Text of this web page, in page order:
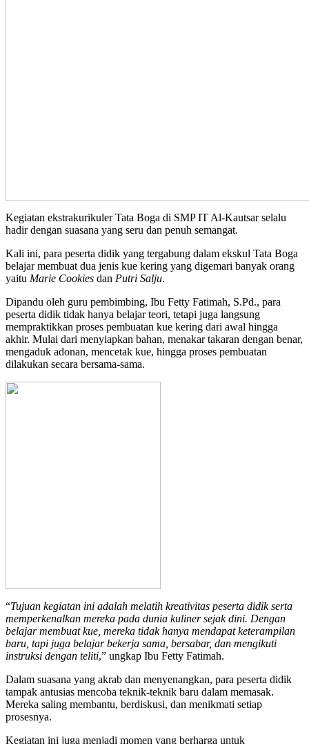
Kegiatan ekstrakurikuler Tata Boga di SMP IT Al-Kautsar selalu
hadir dengan suasana yang seru dan penuh semangat.
Kali ini, para peserta didik yang tergabung dalam ekskul Tata Boga
belajar membuat dua jenis kue kering yang digemari banyak orang
yaitu Marie Cookies dan Putri Salju.
Dipandu oleh guru pembimbing, Ibu Fetty Fatimah, S.Pd., para
peserta didik tidak hanya belajar teori, tetapi juga langsung
mempraktikkan proses pembuatan kue kering dari awal hingga
akhir. Mulai dari menyiapkan bahan, menakar takaran dengan benar,
mengaduk adonan, mencetak kue, hingga proses pembuatan
dilakukan secara bersama-sama.
“Tujuan kegiatan ini adalah melatih kreativitas peserta didik serta
memperkenalkan mereka pada dunia kuliner sejak dini. Dengan
belajar membuat kue, mereka tidak hanya mendapat keterampilan
baru, tapi juga belajar bekerja sama, bersabar, dan mengikuti
instruksi dengan teliti,” ungkap Ibu Fetty Fatimah.
Dalam suasana yang akrab dan menyenangkan, para peserta didik
tampak antusias mencoba teknik-teknik baru dalam memasak.
Mereka saling membantu, berdiskusi, dan menikmati setiap
prosesnya.
Kegiatan ini juga menjadi momen yang berharga untuk